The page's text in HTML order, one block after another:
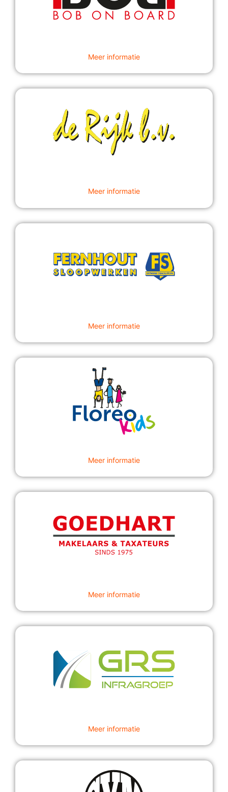
Meer informatie
Meer informatie
Meer informatie
Meer informatie
Meer informatie
Meer informatie